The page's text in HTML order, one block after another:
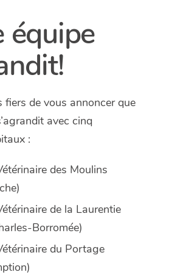
équipe
fiers de vous annoncer que
avec cinq
:
des Moulins
de la Laurentie
Borromée)
du Portage